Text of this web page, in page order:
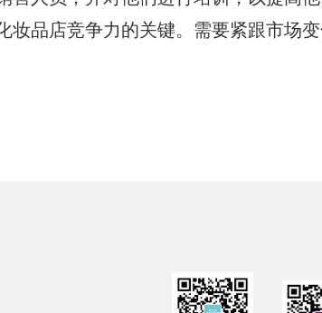
妆品店竞争力的关键。需要紧跟市场